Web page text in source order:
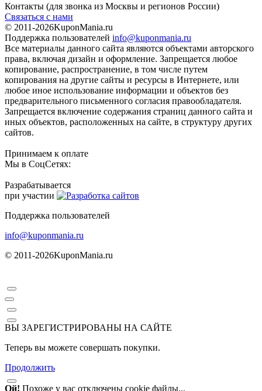
Контакты (для звонка из Москвы и регионов России)
Связаться с нами
© 2011-2026KuponMania.ru
Поддержка пользователей info@kuponmania.ru
Все материалы данного сайта являются объектами авторского
права, включая дизайн и оформление. Запрещается любое
копирование, распространение, в том числе путем
копирования на другие сайты и ресурсы в Интернете, или
любое иное использование информации и объектов без
предварительного письменного согласия правообладателя.
Запрещается включение содержания страниц данного сайта и
иных объектов, расположенных на сайте, в структуру других
сайтов.
Принимаем к оплате
Мы в СоцСетях:
Разрабатывается
при участии
Поддержка пользователей
info@kuponmania.ru
© 2011-2026KuponMania.ru
ВЫ ЗАРЕГИСТРИРОВАНЫ НА САЙТЕ
Теперь вы можете совершать покупки.
Продолжить
Ой! Похоже у вас отключены cookie файлы...